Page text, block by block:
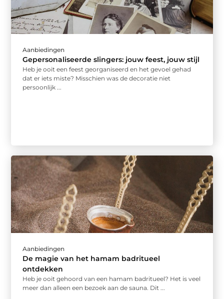
Aanbiedingen
Gepersonaliseerde slingers: jouw feest, jouw stijl
Heb je ooit een feest georganiseerd en het gevoel gehad
dat er iets miste? Misschien was de decoratie niet
persoonlijk ...
Aanbiedingen
De magie van het hamam badritueel
ontdekken
Heb je ooit gehoord van een hamam badritueel? Het is veel
meer dan alleen een bezoek aan de sauna. Dit ...